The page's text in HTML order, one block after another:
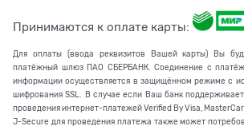
Принимаются к оплате карты:
Для оплаты (ввода реквизитов Вашей карты) Вы
платёжный шлюз ПАО СБЕРБАНК. Соединение с
информации осуществляется в защищённом режиме с
шифрования SSL. В случае если Ваш банк
проведения интернет-платежей Verified By Visa,
J-Secure для проведения платежа также может